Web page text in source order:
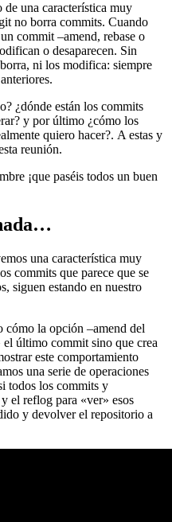
de una característica muy
no borra commits. Cuando
commit –amend, rebase o
o desaparecen. Sin
ni los modifica: siempre
¿dónde están los commits
y por último ¿cómo los
quiero hacer?. A estas y
reunión.
¡que paséis todos un buen
una característica muy
commits que parece que se
siguen estando en nuestro
cómo la opción –amend del
último commit sino que crea
este comportamiento
una serie de operaciones
todos los commits y
el reflog para «ver» esos
y devolver el repositorio a